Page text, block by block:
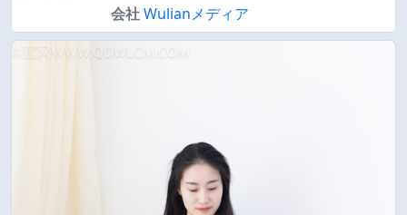
会社Wulianメディア